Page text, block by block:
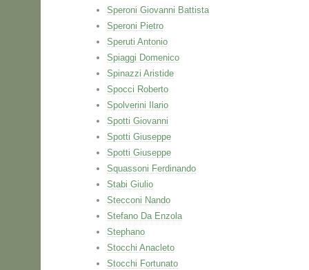
Speroni Giovanni Battista
Speroni Pietro
Speruti Antonio
Spiaggi Domenico
Spinazzi Aristide
Spocci Roberto
Spolverini Ilario
Spotti Giovanni
Spotti Giuseppe
Spotti Giuseppe
Squassoni Ferdinando
Stabi Giulio
Stecconi Nando
Stefano Da Enzola
Stephano
Stocchi Anacleto
Stocchi Fortunato